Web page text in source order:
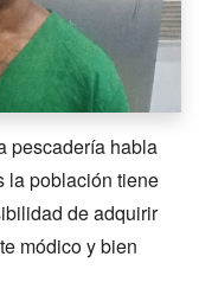
pescadería habla
la población tiene
de adquirir
módico y bien